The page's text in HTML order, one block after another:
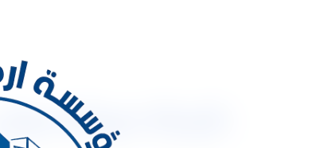
شركة صيانة مبانى بالرياض